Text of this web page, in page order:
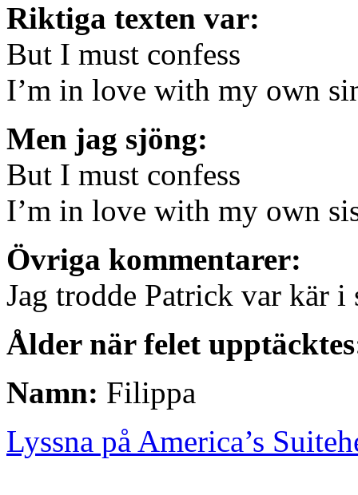
Riktiga texten var:
But I must confess
I’m in love with my own
Men jag sjöng:
But I must confess
I’m in love with my own
Övriga kommentarer:
Jag trodde Patrick var kär i
Ålder när felet
Namn: Filippa
Lyssna på America’s